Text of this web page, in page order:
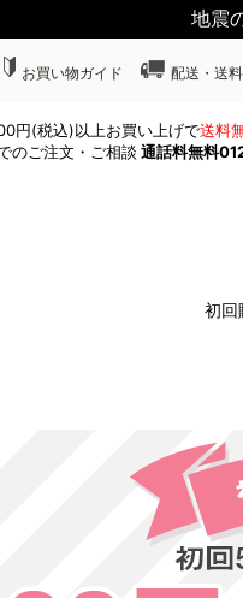
地震
お買い物ガイド 配送・送
円(税込)以上お買い上げで送料
のご注文・ご相談 通話料無料
初回